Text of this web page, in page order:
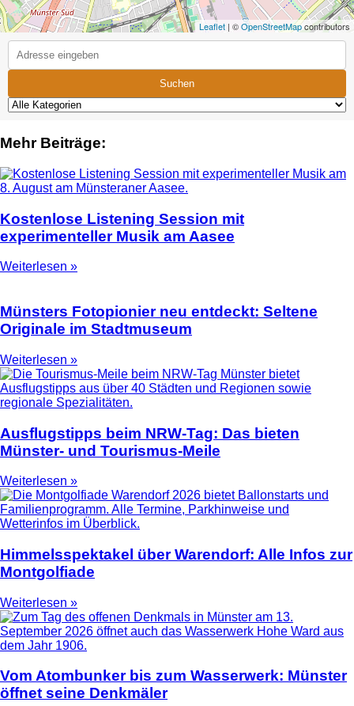
Leaflet | ©OpenStreetMapcontributors
Suchen
Mehr Beiträge:
Kostenlose Listening Session mit
experimenteller Musik am Aasee
Weiterlesen »
Münsters Fotopionier neu entdeckt: Seltene
Originale im Stadtmuseum
Weiterlesen »
Ausflugstipps beim NRW-Tag: Das bieten
Münster- und Tourismus-Meile
Weiterlesen »
Himmelsspektakel über Warendorf: Alle Infos zur
Montgolfiade
Weiterlesen »
Vom Atombunker bis zum Wasserwerk: Münster
öffnet seine Denkmäler